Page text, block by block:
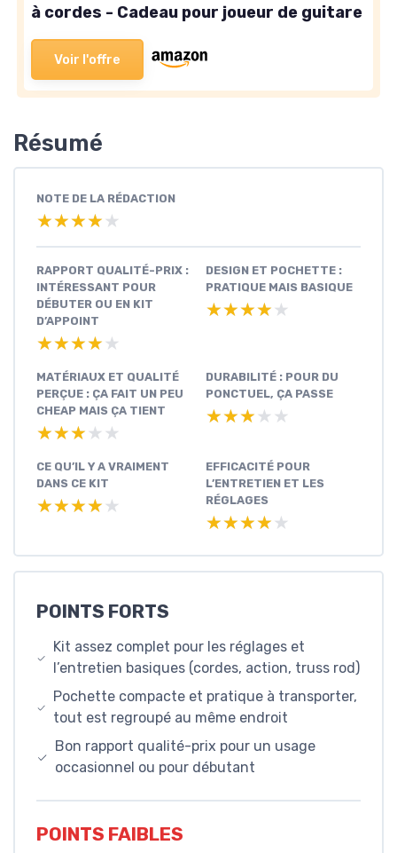
à cordes - Cadeau pour joueur de guitare
Voir l'offre
Résumé
NOTE DE LA RÉDACTION
★★★★★
★★★★★
RAPPORT QUALITÉ-PRIX :
INTÉRESSANT POUR
DÉBUTER OU EN KIT
D’APPOINT
★★★★★
★★★★★
DESIGN ET POCHETTE :
PRATIQUE MAIS BASIQUE
★★★★★
★★★★★
MATÉRIAUX ET QUALITÉ
PERÇUE : ÇA FAIT UN PEU
CHEAP MAIS ÇA TIENT
★★★★★
★★★★★
DURABILITÉ : POUR DU
PONCTUEL, ÇA PASSE
★★★★★
★★★★★
CE QU’IL Y A VRAIMENT
DANS CE KIT
★★★★★
★★★★★
EFFICACITÉ POUR
L’ENTRETIEN ET LES
RÉGLAGES
★★★★★
★★★★★
POINTS FORTS
Kit assez complet pour les réglages et
l’entretien basiques (cordes, action, truss rod)
Pochette compacte et pratique à transporter,
tout est regroupé au même endroit
Bon rapport qualité-prix pour un usage
occasionnel ou pour débutant
POINTS FAIBLES